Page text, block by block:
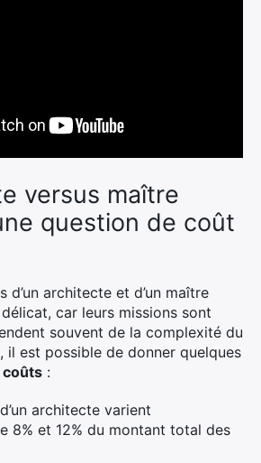
versus maître
question de coût
d’un architecte et d’un maître
car leurs missions sont
souvent de la complexité du
il est possible de donner quelques
coûts :
architecte varient
8% et 12% du montant total des